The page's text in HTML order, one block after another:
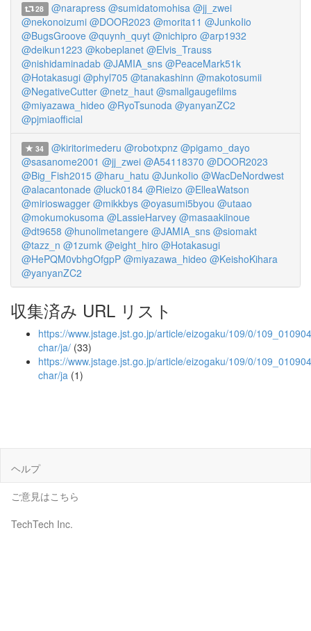
28 @narapress @sumidatomohisa @jj_zwei
@nekonoizumi @DOOR2023 @morita11 @JunkoIio
@BugsGroove @quynh_quyt @nichipro @arp1932
@deikun1223 @kobeplanet @Elvis_Trauss
@nishidaminadab @JAMIA_sns @PeaceMark51k
@Hotakasugi @phyl705 @tanakashinn @makotosumii
@NegativeCutter @netz_haut @smallgaugefilms
@miyazawa_hideo @RyoTsunoda @yanyanZC2
@pjmiaofficial
34 @kiritorimederu @robotxpnz @pigamo_dayo
@sasanome2001 @jj_zwei @A54118370 @DOOR2023
@Big_Fish2015 @haru_hatu @JunkoIio @WacDeNordwest
@alacantonade @luck0184 @Rieizo @ElleaWatson
@mirioswagger @mikkbys @oyasumi5byou @utaao
@mokumokusoma @LassieHarvey @masaakiinoue
@dt9658 @hunolimetangere @JAMIA_sns @siomakt
@tazz_n @1zumk @eight_hiro @Hotakasugi
@HePQM0vbhgOfgpP @miyazawa_hideo @KeishoKihara
@yanyanZC2
収集済み URL リスト
https://www.jstage.jst.go.jp/article/eizogaku/109/0/
char/ja/ (33)
https://www.jstage.jst.go.jp/article/eizogaku/109/0/
char/ja (1)
ヘルプ
ご意見はこちら
TechTech Inc.